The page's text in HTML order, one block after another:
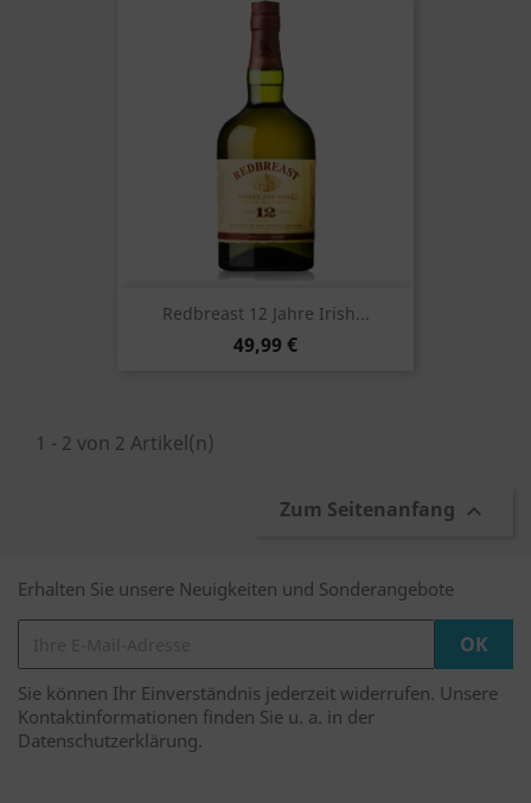
Redbreast 12 Jahre Irish...
49,99 €
1 - 2 von 2 Artikel(n)
Zum Seitenanfang 
Erhalten Sie unsere Neuigkeiten und Sonderangebote
Sie können Ihr Einverständnis jederzeit widerrufen. Unsere
Kontaktinformationen finden Sie u. a. in der
Datenschutzerklärung.